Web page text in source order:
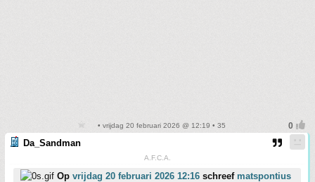
• vrijdag 20 februari 2026 @ 12:19 • 35
Da_Sandman
A.F.C.A.
Op vrijdag 20 februari 2026 12:16 schreef matspontius